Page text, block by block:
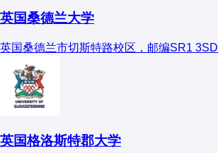
英国桑德兰大学
英国桑德兰市切斯特路校区，邮编SR1 3SD
英国格洛斯特郡大学